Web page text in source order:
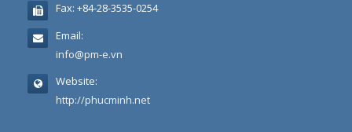
Fax: +84-28-3535-0254
Email:
info@pm-e.vn
Website:
http://phucminh.net